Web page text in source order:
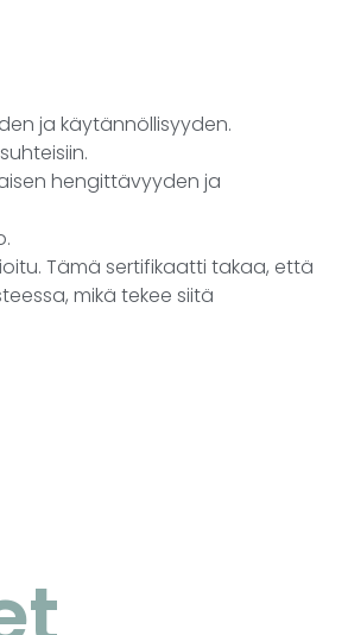
ja käytännöllisyyden.
hengittävyyden ja
Tämä sertifikaatti takaa, että
mikä tekee siitä